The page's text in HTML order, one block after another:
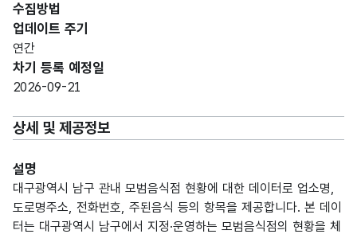
수집방법
업데이트 주기
연간
차기 등록 예정일
2026-09-21
상세 및 제공정보
설명
대구광역시 남구 관내 모범음식점 현황에 대한 데이터로 업소명,
도로명주소, 전화번호, 주된음식 등의 항목을 제공합니다. 본 데이
터는 대구광역시 남구에서 지정·운영하는 모범음식점의 현황을 체